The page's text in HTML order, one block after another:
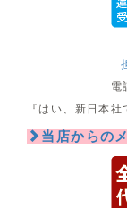
電
『はい、新日本
当店からの